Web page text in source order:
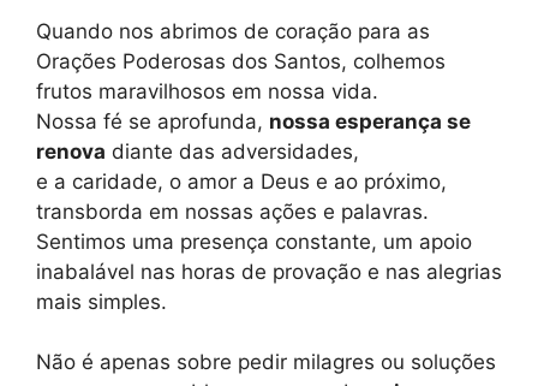
Quando nos abrimos de coração para as
Orações Poderosas dos Santos, colhemos
frutos maravilhosos em nossa vida.
Nossa fé se aprofunda, nossa esperança se
renova diante das adversidades,
e a caridade, o amor a Deus e ao próximo,
transborda em nossas ações e palavras.
Sentimos uma presença constante, um apoio
inabalável nas horas de provação e nas alegrias
mais simples.
Não é apenas sobre pedir milagres ou soluções